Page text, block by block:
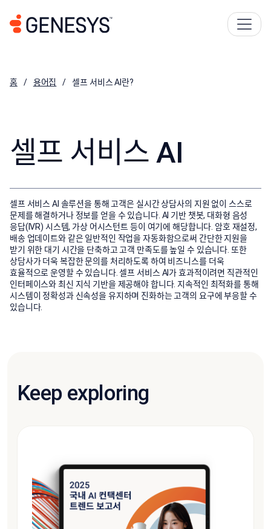
홈 용어집 셀프 서비스 AI란?
셀프 서비스 AI
셀프 서비스 AI 솔루션을 통해 고객은 실시간 상담사의 지원 없이 스스로
문제를 해결하거나 정보를 얻을 수 있습니다. AI 기반 챗봇, 대화형 음성
응답(IVR) 시스템, 가상 어시스턴트 등이 여기에 해당합니다. 암호 재설정,
배송 업데이트와 같은 일반적인 작업을 자동화함으로써 간단한 지원을
받기 위한 대기 시간을 단축하고 고객 만족도를 높일 수 있습니다. 또한
상담사가 더욱 복잡한 문의를 처리하도록 하여 비즈니스를 더욱
효율적으로 운영할 수 있습니다. 셀프 서비스 AI가 효과적이려면 직관적인
인터페이스와 최신 지식 기반을 제공해야 합니다. 지속적인 최적화를 통해
시스템이 정확성과 신속성을 유지하며 진화하는 고객의 요구에 부응할 수
있습니다.
Keep exploring